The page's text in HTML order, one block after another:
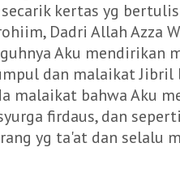
kertas yg
Dadri Allah Azza
Aku mendirikan
dan malaikat Jibril
malaikat bahwa Aku
firdaus, dan
yg ta'at dan selalu